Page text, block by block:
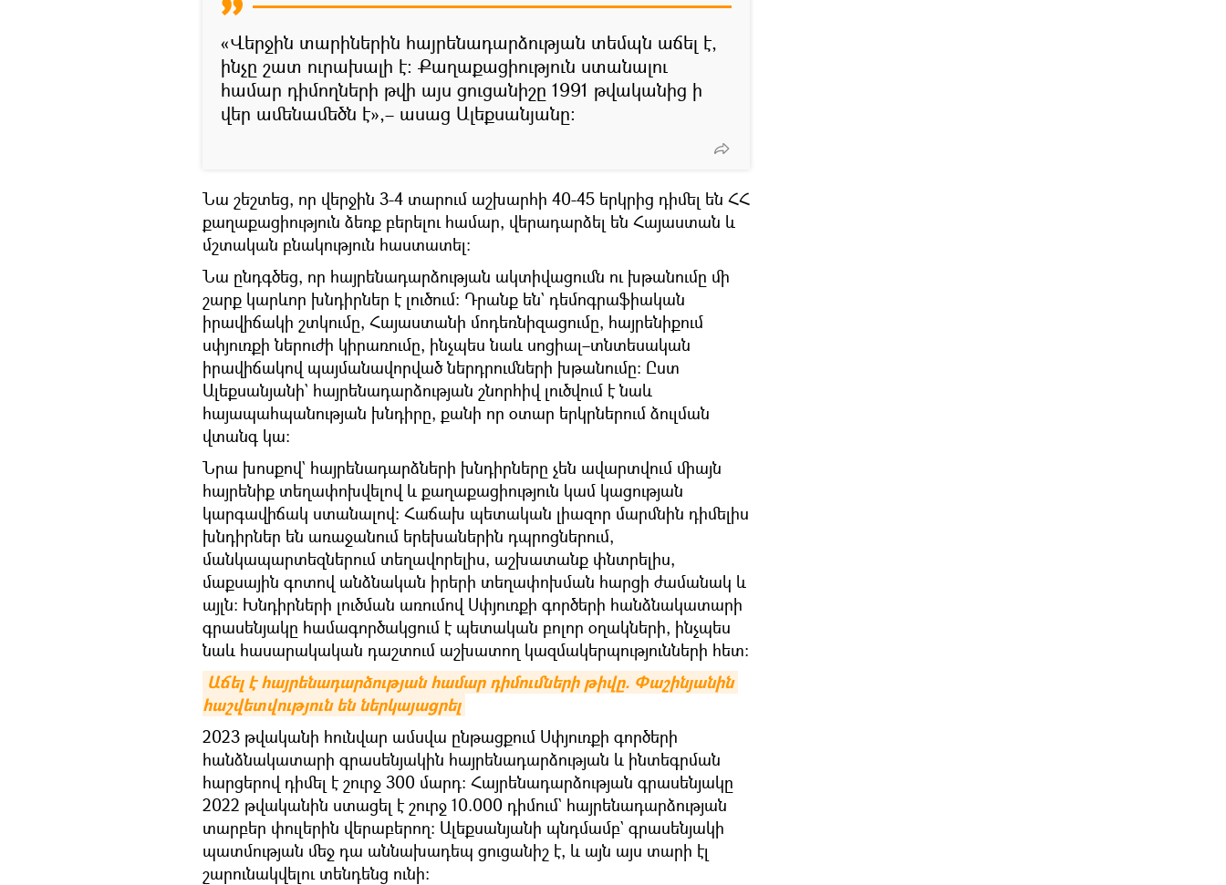
«Վերջին տարիներին հայրենադարձության տեմպն աճել է,
ինչը շատ ուրախալի է։ Քաղաքացիություն ստանալու
համար դիմողների թվի այս ցուցանիշը 1991 թվականից ի
վեր ամենամեծն է»,– ասաց Ալեքսանյանը։
Նա շեշտեց, որ վերջին 3-4 տարում աշխարհի 40-45 երկրից դիմել են ՀՀ
քաղաքացիություն ձեռք բերելու համար, վերադարձել են Հայաստան և
մշտական բնակություն հաստատել։
Նա ընդգծեց, որ հայրենադարձության ակտիվացումն ու խթանումը մի
շարք կարևոր խնդիրներ է լուծում։ Դրանք են` դեմոգրաֆիական
իրավիճակի շտկումը, Հայաստանի մոդեռնիզացումը, հայրենիքում
սփյուռքի ներուժի կիրառումը, ինչպես նաև սոցիալ–տնտեսական
իրավիճակով պայմանավորված ներդրումների խթանումը։ Ըստ
Ալեքսանյանի` հայրենադարձության շնորհիվ լուծվում է նաև
հայապահպանության խնդիրը, քանի որ օտար երկրներում ձուլման
վտանգ կա։
Նրա խոսքով` հայրենադարձների խնդիրները չեն ավարտվում միայն
հայրենիք տեղափոխվելով և քաղաքացիություն կամ կացության
կարգավիճակ ստանալով։ Հաճախ պետական լիազոր մարմնին դիմելիս
խնդիրներ են առաջանում երեխաներին դպրոցներում,
մանկապարտեզներում տեղավորելիս, աշխատանք փնտրելիս,
մաքսային գոտով անձնական իրերի տեղափոխման հարցի ժամանակ և
այլն։ Խնդիրների լուծման առումով Սփյուռքի գործերի հանձնակատարի
գրասենյակը համագործակցում է պետական բոլոր օղակների, ինչպես
նաև հասարակական դաշտում աշխատող կազմակերպությունների հետ։
Աճել է հայրենադարձության համար դիմումների թիվը. Փաշինյանին
հաշվետվություն են ներկայացրել
2023 թվականի հունվար ամսվա ընթացքում Սփյուռքի գործերի
հանձնակատարի գրասենյակին հայրենադարձության և ինտեգրման
հարցերով դիմել է շուրջ 300 մարդ։ Հայրենադարձության գրասենյակը
2022 թվականին ստացել է շուրջ 10.000 դիմում` հայրենադարձության
տարբեր փուլերին վերաբերող։ Ալեքսանյանի պնդմամբ` գրասենյակի
պատմության մեջ դա աննախադեպ ցուցանիշ է, և այն այս տարի էլ
շարունակվելու տենդենց ունի։